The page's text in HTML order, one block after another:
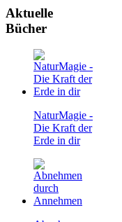
Aktuelle
Bücher
NaturMagie -
Die Kraft der
Erde in dir